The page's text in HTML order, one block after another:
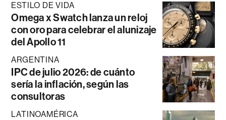
ESTILO DE VIDA
Omega x Swatch lanza un reloj
con oro para celebrar el alunizaje
del Apollo 11
ARGENTINA
IPC de julio 2026: de cuánto
sería la inflación, según las
consultoras
LATINOAMÉRICA